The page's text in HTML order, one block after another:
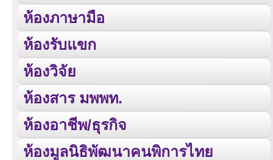
ห้องภาษามือ
ห้องรับแขก
ห้องวิจัย
ห้องสาร มพพท.
ห้องอาชีพ/ธุรกิจ
ห้องมูลนิธิพัฒนาคนพิการไทย